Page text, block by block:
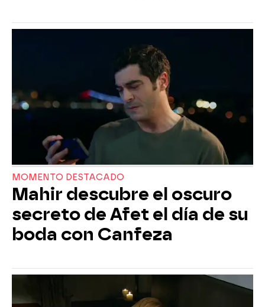
MOMENTO DESTACADO
Mahir descubre el oscuro
secreto de Afet el día de su
boda con Canfeza